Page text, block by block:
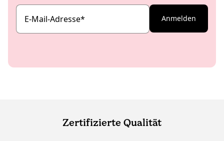
E-Mail-Adresse* Anmelden
Zertifizierte Qualität